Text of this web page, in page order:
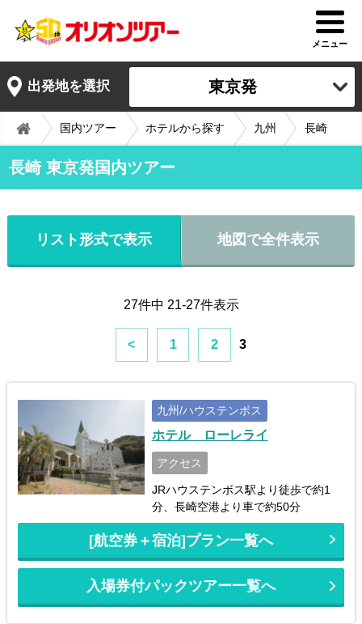
メニュー
出発地を選択 東京発
国内ツアー ホテルから探す 九州 長崎
長崎 東京発国内ツアー
リスト形式で表示 地図で全件表示
27件中 21-27件表示
< 1 2 3
九州/ハウステンボス
ホテル ローレライ
アクセス
JRハウステンボス駅より徒歩で約1
分、長崎空港より車で約50分
[航空券＋宿泊]プラン一覧へ
入場券付パックツアー一覧へ